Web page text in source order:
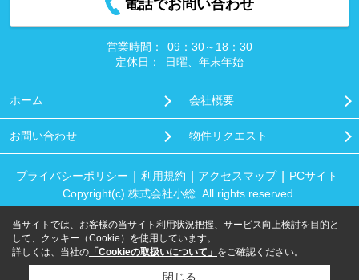
電話でお問い合わせ
営業時間：
09：30～18：30
定休日：
日曜、年末年始
ホーム 会社概要
お問い合わせ 物件リクエスト
プライバシーポリシー 利用規約 アクセスマップ
PCサイト
Copyright(c) 株式会社小総 All rights reserved.
当サイトでは、お客様の当サイト利用状況把握、サービス向上検討を目的と
して、クッキー（Cookie）を使用しています。
詳しくは、当社の 「Cookieの取扱いについて」 をご確認ください。
閉じる